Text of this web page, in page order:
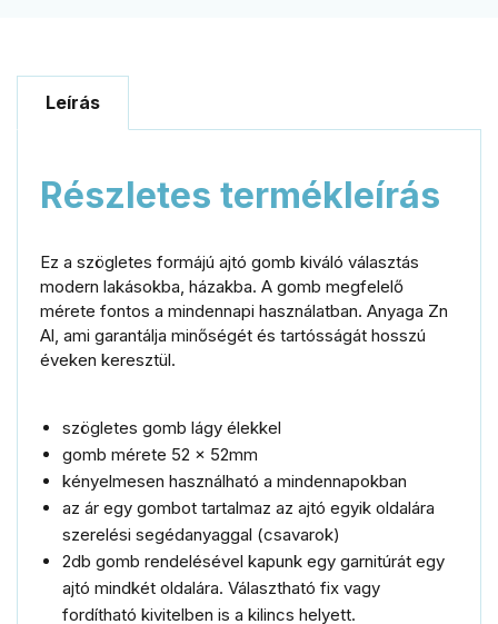
Leírás
Részletes termékleírás
Ez a szögletes formájú ajtó gomb kiváló választás
modern lakásokba, házakba. A gomb megfelelő
mérete fontos a mindennapi használatban. Anyaga Zn
Al, ami garantálja minőségét és tartósságát hosszú
éveken keresztül.
szögletes gomb lágy élekkel
gomb mérete 52 x 52mm
kényelmesen használható a mindennapokban
az ár egy gombot tartalmaz az ajtó egyik oldalára
szerelési segédanyaggal (csavarok)
2db gomb rendelésével kapunk egy garnitúrát egy
ajtó mindkét oldalára. Választható fix vagy
fordítható kivitelben is a kilincs helyett.